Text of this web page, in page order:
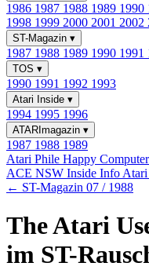
1986 1987 1988 1989 1990
1998 1999 2000 2001 2002
ST-Magazin ▾
1987 1988 1989 1990 1991
TOS ▾
1990 1991 1992 1993
Atari Inside ▾
1994 1995 1996
ATARImagazin ▾
1987 1988 1989
Atari Phile Happy Computer
ACE NSW Inside Info
← ST-Magazin 07 / 1988
The Atari
im ST-